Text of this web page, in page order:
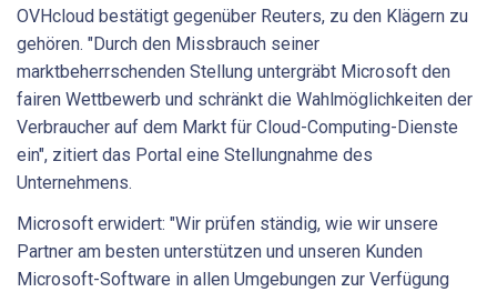
OVHcloud bestätigt gegenüber Reuters, zu den Klägern zu
gehören. "Durch den Missbrauch seiner
marktbeherrschenden Stellung untergräbt Microsoft den
fairen Wettbewerb und schränkt die Wahlmöglichkeiten der
Verbraucher auf dem Markt für Cloud-Computing-Dienste
ein", zitiert das Portal eine Stellungnahme des
Unternehmens.
Microsoft erwidert: "Wir prüfen ständig, wie wir unsere
Partner am besten unterstützen und unseren Kunden
Microsoft-Software in allen Umgebungen zur Verfügung